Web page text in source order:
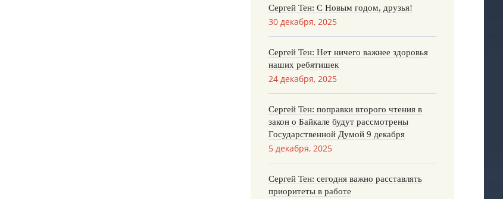
Сергей Тен: С Новым годом, друзья!
30 декабря, 2025
Сергей Тен: Нет ничего важнее здоровья
наших ребятишек
24 декабря, 2025
Сергей Тен: поправки второго чтения в
закон о Байкале будут рассмотрены
Государственной Думой 9 декабря
5 декабря, 2025
Сергей Тен: сегодня важно расставлять
приоритеты в работе